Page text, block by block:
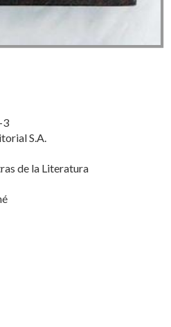
3
S.A.
de la Literatura